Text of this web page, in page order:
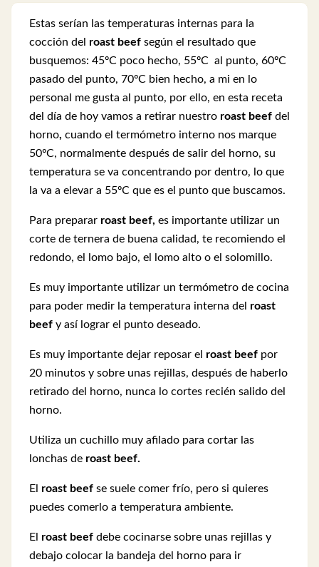
Estas serían las temperaturas internas para la
cocción del roast beef según el resultado que
busquemos: 45ºC poco hecho, 55ºC al punto, 60ºC
pasado del punto, 70ºC bien hecho, a mi en lo
personal me gusta al punto, por ello, en esta receta
del día de hoy vamos a retirar nuestro roast beef del
horno, cuando el termómetro interno nos marque
50ºC, normalmente después de salir del horno, su
temperatura se va concentrando por dentro, lo que
la va a elevar a 55ºC que es el punto que buscamos.
Para preparar roast beef, es importante utilizar un
corte de ternera de buena calidad, te recomiendo el
redondo, el lomo bajo, el lomo alto o el solomillo.
Es muy importante utilizar un termómetro de cocina
para poder medir la temperatura interna del roast
beef y así lograr el punto deseado.
Es muy importante dejar reposar el roast beef por
20 minutos y sobre unas rejillas, después de haberlo
retirado del horno, nunca lo cortes recién salido del
horno.
Utiliza un cuchillo muy afilado para cortar las
lonchas de roast beef.
El roast beef se suele comer frío, pero si quieres
puedes comerlo a temperatura ambiente.
El roast beef debe cocinarse sobre unas rejillas y
debajo colocar la bandeja del horno para ir